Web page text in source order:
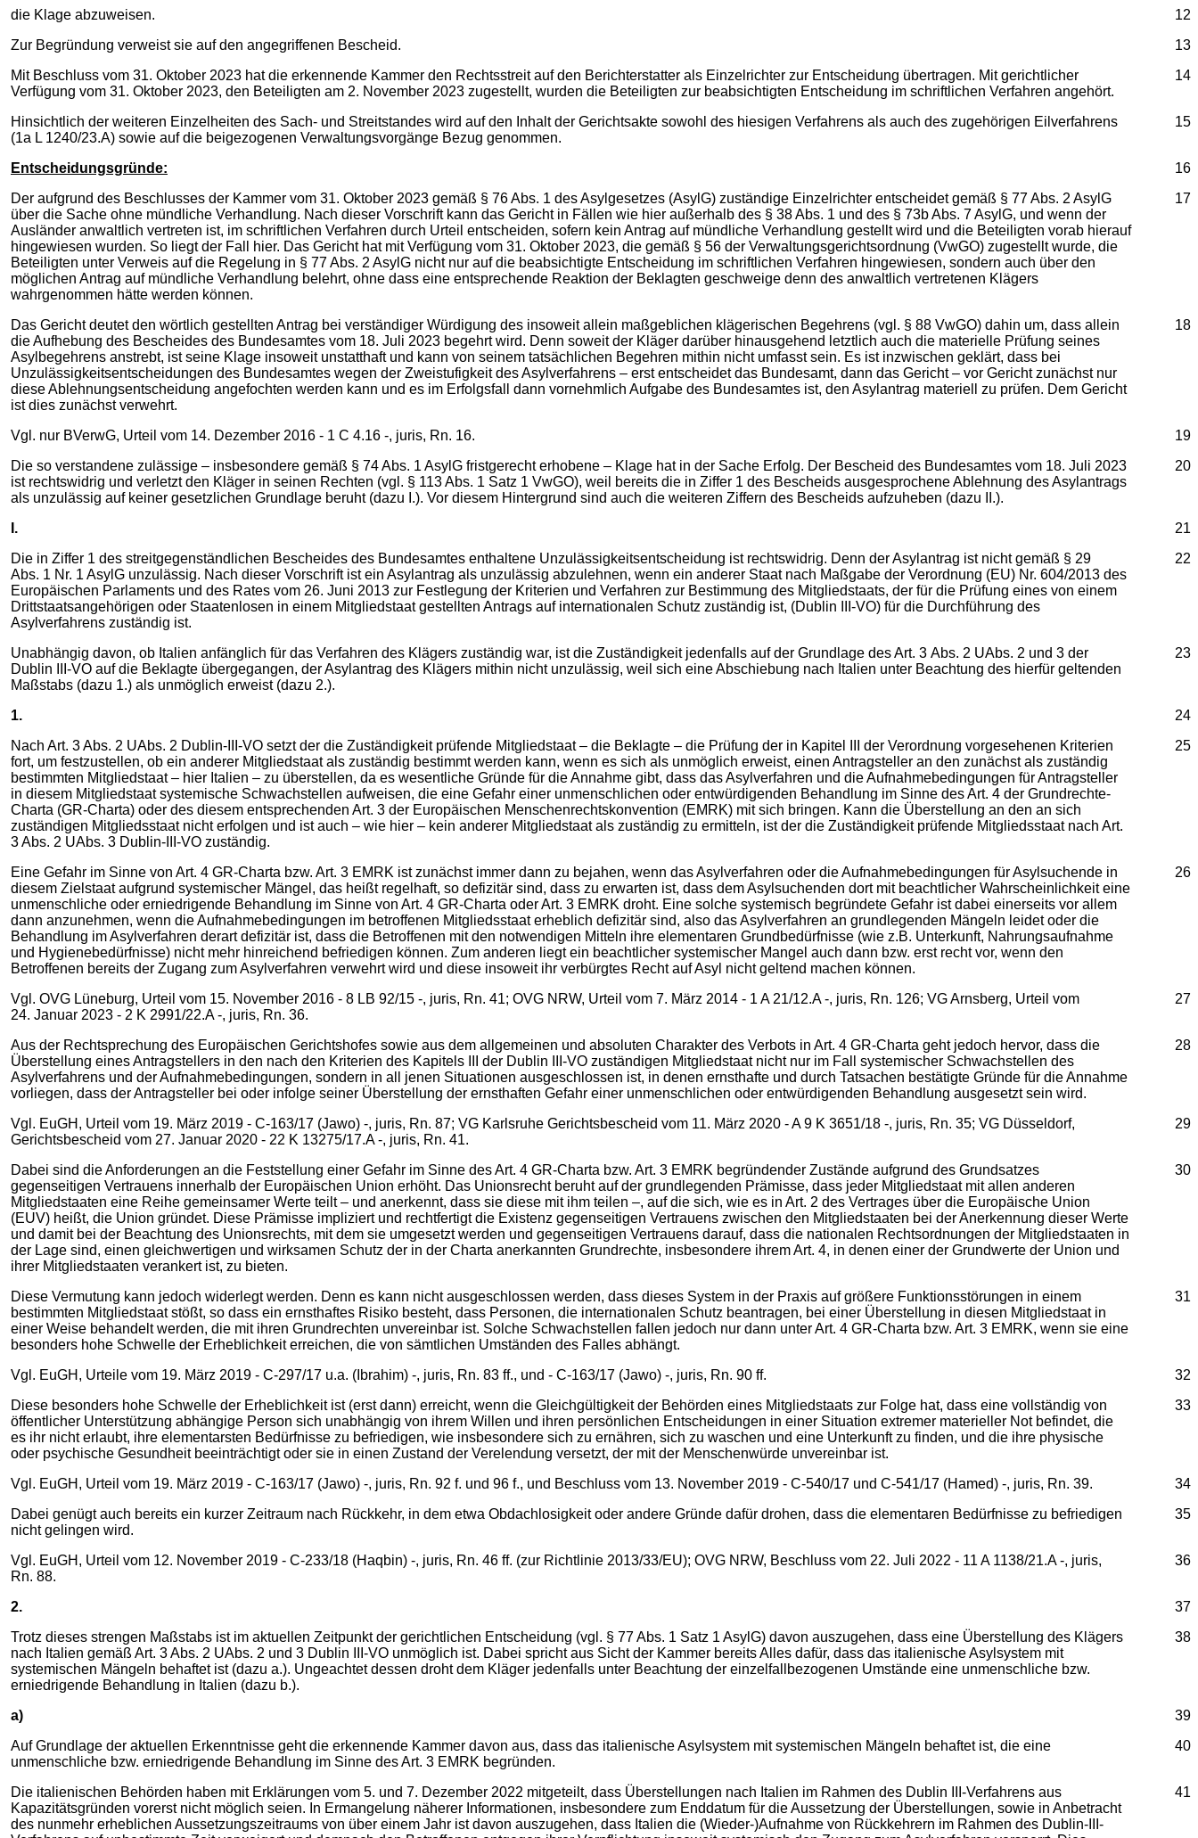
12
die Klage abzuweisen.
13
Zur Begründung verweist sie auf den angegriffenen Bescheid.
14
Mit Beschluss vom 31. Oktober 2023 hat die erkennende Kammer den Rechtsstreit auf den Berichterstatter als Einzelrichter zur Entscheidung übertragen. Mit gerichtlicher
Verfügung vom 31. Oktober 2023, den Beteiligten am 2. November 2023 zugestellt, wurden die Beteiligten zur beabsichtigten Entscheidung im schriftlichen Verfahren angehört.
15
Hinsichtlich der weiteren Einzelheiten des Sach- und Streitstandes wird auf den Inhalt der Gerichtsakte sowohl des hiesigen Verfahrens als auch des zugehörigen Eilverfahrens
(1a L 1240/23.A) sowie auf die beigezogenen Verwaltungsvorgänge Bezug genommen.
16
Entscheidungsgründe:
17
Der aufgrund des Beschlusses der Kammer vom 31. Oktober 2023 gemäß § 76 Abs. 1 des Asylgesetzes (AsylG) zuständige Einzelrichter entscheidet gemäß § 77 Abs. 2 AsylG
über die Sache ohne mündliche Verhandlung. Nach dieser Vorschrift kann das Gericht in Fällen wie hier außerhalb des § 38 Abs. 1 und des § 73b Abs. 7 AsylG, und wenn der
Ausländer anwaltlich vertreten ist, im schriftlichen Verfahren durch Urteil entscheiden, sofern kein Antrag auf mündliche Verhandlung gestellt wird und die Beteiligten vorab hierauf
hingewiesen wurden. So liegt der Fall hier. Das Gericht hat mit Verfügung vom 31. Oktober 2023, die gemäß § 56 der Verwaltungsgerichtsordnung (VwGO) zugestellt wurde, die
Beteiligten unter Verweis auf die Regelung in § 77 Abs. 2 AsylG nicht nur auf die beabsichtigte Entscheidung im schriftlichen Verfahren hingewiesen, sondern auch über den
möglichen Antrag auf mündliche Verhandlung belehrt, ohne dass eine entsprechende Reaktion der Beklagten geschweige denn des anwaltlich vertretenen Klägers
wahrgenommen hätte werden können.
18
Das Gericht deutet den wörtlich gestellten Antrag bei verständiger Würdigung des insoweit allein maßgeblichen klägerischen Begehrens (vgl. § 88 VwGO) dahin um, dass allein
die Aufhebung des Bescheides des Bundesamtes vom 18. Juli 2023 begehrt wird. Denn soweit der Kläger darüber hinausgehend letztlich auch die materielle Prüfung seines
Asylbegehrens anstrebt, ist seine Klage insoweit unstatthaft und kann von seinem tatsächlichen Begehren mithin nicht umfasst sein. Es ist inzwischen geklärt, dass bei
Unzulässigkeitsentscheidungen des Bundesamtes wegen der Zweistufigkeit des Asylverfahrens – erst entscheidet das Bundesamt, dann das Gericht – vor Gericht zunächst nur
diese Ablehnungsentscheidung angefochten werden kann und es im Erfolgsfall dann vornehmlich Aufgabe des Bundesamtes ist, den Asylantrag materiell zu prüfen. Dem Gericht
ist dies zunächst verwehrt.
19
Vgl. nur BVerwG, Urteil vom 14. Dezember 2016 - 1 C 4.16 -, juris, Rn. 16.
20
Die so verstandene zulässige – insbesondere gemäß § 74 Abs. 1 AsylG fristgerecht erhobene – Klage hat in der Sache Erfolg. Der Bescheid des Bundesamtes vom 18. Juli 2023
ist rechtswidrig und verletzt den Kläger in seinen Rechten (vgl. § 113 Abs. 1 Satz 1 VwGO), weil bereits die in Ziffer 1 des Bescheids ausgesprochene Ablehnung des Asylantrags
als unzulässig auf keiner gesetzlichen Grundlage beruht (dazu I.). Vor diesem Hintergrund sind auch die weiteren Ziffern des Bescheids aufzuheben (dazu II.).
21
I.
22
Die in Ziffer 1 des streitgegenständlichen Bescheides des Bundesamtes enthaltene Unzulässigkeitsentscheidung ist rechtswidrig. Denn der Asylantrag ist nicht gemäß § 29
Abs. 1 Nr. 1 AsylG unzulässig. Nach dieser Vorschrift ist ein Asylantrag als unzulässig abzulehnen, wenn ein anderer Staat nach Maßgabe der Verordnung (EU) Nr. 604/2013 des
Europäischen Parlaments und des Rates vom 26. Juni 2013 zur Festlegung der Kriterien und Verfahren zur Bestimmung des Mitgliedstaats, der für die Prüfung eines von einem
Drittstaatsangehörigen oder Staatenlosen in einem Mitgliedstaat gestellten Antrags auf internationalen Schutz zuständig ist, (Dublin III-VO) für die Durchführung des
Asylverfahrens zuständig ist.
23
Unabhängig davon, ob Italien anfänglich für das Verfahren des Klägers zuständig war, ist die Zuständigkeit jedenfalls auf der Grundlage des Art. 3 Abs. 2 UAbs. 2 und 3 der
Dublin III-VO auf die Beklagte übergegangen, der Asylantrag des Klägers mithin nicht unzulässig, weil sich eine Abschiebung nach Italien unter Beachtung des hierfür geltenden
Maßstabs (dazu 1.) als unmöglich erweist (dazu 2.).
24
1.
25
Nach Art. 3 Abs. 2 UAbs. 2 Dublin-III-VO setzt der die Zuständigkeit prüfende Mitgliedstaat – die Beklagte – die Prüfung der in Kapitel III der Verordnung vorgesehenen Kriterien
fort, um festzustellen, ob ein anderer Mitgliedstaat als zuständig bestimmt werden kann, wenn es sich als unmöglich erweist, einen Antragsteller an den zunächst als zuständig
bestimmten Mitgliedstaat – hier Italien – zu überstellen, da es wesentliche Gründe für die Annahme gibt, dass das Asylverfahren und die Aufnahmebedingungen für Antragsteller
in diesem Mitgliedstaat systemische Schwachstellen aufweisen, die eine Gefahr einer unmenschlichen oder entwürdigenden Behandlung im Sinne des Art. 4 der Grundrechte-
Charta (GR-Charta) oder des diesem entsprechenden Art. 3 der Europäischen Menschenrechtskonvention (EMRK) mit sich bringen. Kann die Überstellung an den an sich
zuständigen Mitgliedsstaat nicht erfolgen und ist auch – wie hier – kein anderer Mitgliedstaat als zuständig zu ermitteln, ist der die Zuständigkeit prüfende Mitgliedsstaat nach Art.
3 Abs. 2 UAbs. 3 Dublin-III-VO zuständig.
26
Eine Gefahr im Sinne von Art. 4 GR-Charta bzw. Art. 3 EMRK ist zunächst immer dann zu bejahen, wenn das Asylverfahren oder die Aufnahmebedingungen für Asylsuchende in
diesem Zielstaat aufgrund systemischer Mängel, das heißt regelhaft, so defizitär sind, dass zu erwarten ist, dass dem Asylsuchenden dort mit beachtlicher Wahrscheinlichkeit eine
unmenschliche oder erniedrigende Behandlung im Sinne von Art. 4 GR-Charta oder Art. 3 EMRK droht. Eine solche systemisch begründete Gefahr ist dabei einerseits vor allem
dann anzunehmen, wenn die Aufnahmebedingungen im betroffenen Mitgliedsstaat erheblich defizitär sind, also das Asylverfahren an grundlegenden Mängeln leidet oder die
Behandlung im Asylverfahren derart defizitär ist, dass die Betroffenen mit den notwendigen Mitteln ihre elementaren Grundbedürfnisse (wie z.B. Unterkunft, Nahrungsaufnahme
und Hygienebedürfnisse) nicht mehr hinreichend befriedigen können. Zum anderen liegt ein beachtlicher systemischer Mangel auch dann bzw. erst recht vor, wenn den
Betroffenen bereits der Zugang zum Asylverfahren verwehrt wird und diese insoweit ihr verbürgtes Recht auf Asyl nicht geltend machen können.
27
Vgl. OVG Lüneburg, Urteil vom 15. November 2016 - 8 LB 92/15 -, juris, Rn. 41; OVG NRW, Urteil vom 7. März 2014 - 1 A 21/12.A -, juris, Rn. 126; VG Arnsberg, Urteil vom
24. Januar 2023 - 2 K 2991/22.A -, juris, Rn. 36.
28
Aus der Rechtsprechung des Europäischen Gerichtshofes sowie aus dem allgemeinen und absoluten Charakter des Verbots in Art. 4 GR-Charta geht jedoch hervor, dass die
Überstellung eines Antragstellers in den nach den Kriterien des Kapitels III der Dublin III-VO zuständigen Mitgliedstaat nicht nur im Fall systemischer Schwachstellen des
Asylverfahrens und der Aufnahmebedingungen, sondern in all jenen Situationen ausgeschlossen ist, in denen ernsthafte und durch Tatsachen bestätigte Gründe für die Annahme
vorliegen, dass der Antragsteller bei oder infolge seiner Überstellung der ernsthaften Gefahr einer unmenschlichen oder entwürdigenden Behandlung ausgesetzt sein wird.
29
Vgl. EuGH, Urteil vom 19. März 2019 - C-163/17 (Jawo) -, juris, Rn. 87; VG Karlsruhe Gerichtsbescheid vom 11. März 2020 - A 9 K 3651/18 -, juris, Rn. 35; VG Düsseldorf,
Gerichtsbescheid vom 27. Januar 2020 - 22 K 13275/17.A -, juris, Rn. 41.
30
Dabei sind die Anforderungen an die Feststellung einer Gefahr im Sinne des Art. 4 GR-Charta bzw. Art. 3 EMRK begründender Zustände aufgrund des Grundsatzes
gegenseitigen Vertrauens innerhalb der Europäischen Union erhöht. Das Unionsrecht beruht auf der grundlegenden Prämisse, dass jeder Mitgliedstaat mit allen anderen
Mitgliedstaaten eine Reihe gemeinsamer Werte teilt – und anerkennt, dass sie diese mit ihm teilen –, auf die sich, wie es in Art. 2 des Vertrages über die Europäische Union
(EUV) heißt, die Union gründet. Diese Prämisse impliziert und rechtfertigt die Existenz gegenseitigen Vertrauens zwischen den Mitgliedstaaten bei der Anerkennung dieser Werte
und damit bei der Beachtung des Unionsrechts, mit dem sie umgesetzt werden und gegenseitigen Vertrauens darauf, dass die nationalen Rechtsordnungen der Mitgliedstaaten in
der Lage sind, einen gleichwertigen und wirksamen Schutz der in der Charta anerkannten Grundrechte, insbesondere ihrem Art. 4, in denen einer der Grundwerte der Union und
ihrer Mitgliedstaaten verankert ist, zu bieten.
31
Diese Vermutung kann jedoch widerlegt werden. Denn es kann nicht ausgeschlossen werden, dass dieses System in der Praxis auf größere Funktionsstörungen in einem
bestimmten Mitgliedstaat stößt, so dass ein ernsthaftes Risiko besteht, dass Personen, die internationalen Schutz beantragen, bei einer Überstellung in diesen Mitgliedstaat in
einer Weise behandelt werden, die mit ihren Grundrechten unvereinbar ist. Solche Schwachstellen fallen jedoch nur dann unter Art. 4 GR-Charta bzw. Art. 3 EMRK, wenn sie eine
besonders hohe Schwelle der Erheblichkeit erreichen, die von sämtlichen Umständen des Falles abhängt.
32
Vgl. EuGH, Urteile vom 19. März 2019 - C-297/17 u.a. (Ibrahim) -, juris, Rn. 83 ff., und - C-163/17 (Jawo) -, juris, Rn. 90 ff.
33
Diese besonders hohe Schwelle der Erheblichkeit ist (erst dann) erreicht, wenn die Gleichgültigkeit der Behörden eines Mitgliedstaats zur Folge hat, dass eine vollständig von
öffentlicher Unterstützung abhängige Person sich unabhängig von ihrem Willen und ihren persönlichen Entscheidungen in einer Situation extremer materieller Not befindet, die
es ihr nicht erlaubt, ihre elementarsten Bedürfnisse zu befriedigen, wie insbesondere sich zu ernähren, sich zu waschen und eine Unterkunft zu finden, und die ihre physische
oder psychische Gesundheit beeinträchtigt oder sie in einen Zustand der Verelendung versetzt, der mit der Menschenwürde unvereinbar ist.
34
Vgl. EuGH, Urteil vom 19. März 2019 - C-163/17 (Jawo) -, juris, Rn. 92 f. und 96 f., und Beschluss vom 13. November 2019 - C-540/17 und C-541/17 (Hamed) -, juris, Rn. 39.
35
Dabei genügt auch bereits ein kurzer Zeitraum nach Rückkehr, in dem etwa Obdachlosigkeit oder andere Gründe dafür drohen, dass die elementaren Bedürfnisse zu befriedigen
nicht gelingen wird.
36
Vgl. EuGH, Urteil vom 12. November 2019 - C-233/18 (Haqbin) -, juris, Rn. 46 ff. (zur Richtlinie 2013/33/EU); OVG NRW, Beschluss vom 22. Juli 2022 - 11 A 1138/21.A -, juris,
Rn. 88.
37
2.
38
Trotz dieses strengen Maßstabs ist im aktuellen Zeitpunkt der gerichtlichen Entscheidung (vgl. § 77 Abs. 1 Satz 1 AsylG) davon auszugehen, dass eine Überstellung des Klägers
nach Italien gemäß Art. 3 Abs. 2 UAbs. 2 und 3 Dublin III-VO unmöglich ist. Dabei spricht aus Sicht der Kammer bereits Alles dafür, dass das italienische Asylsystem mit
systemischen Mängeln behaftet ist (dazu a.). Ungeachtet dessen droht dem Kläger jedenfalls unter Beachtung der einzelfallbezogenen Umstände eine unmenschliche bzw.
erniedrigende Behandlung in Italien (dazu b.).
39
a)
40
Auf Grundlage der aktuellen Erkenntnisse geht die erkennende Kammer davon aus, dass das italienische Asylsystem mit systemischen Mängeln behaftet ist, die eine
unmenschliche bzw. erniedrigende Behandlung im Sinne des Art. 3 EMRK begründen.
41
Die italienischen Behörden haben mit Erklärungen vom 5. und 7. Dezember 2022 mitgeteilt, dass Überstellungen nach Italien im Rahmen des Dublin III-Verfahrens aus
Kapazitätsgründen vorerst nicht möglich seien. In Ermangelung näherer Informationen, insbesondere zum Enddatum für die Aussetzung der Überstellungen, sowie in Anbetracht
des nunmehr erheblichen Aussetzungszeitraums von über einem Jahr ist davon auszugehen, dass Italien die (Wieder-)Aufnahme von Rückkehrern im Rahmen des Dublin-III-